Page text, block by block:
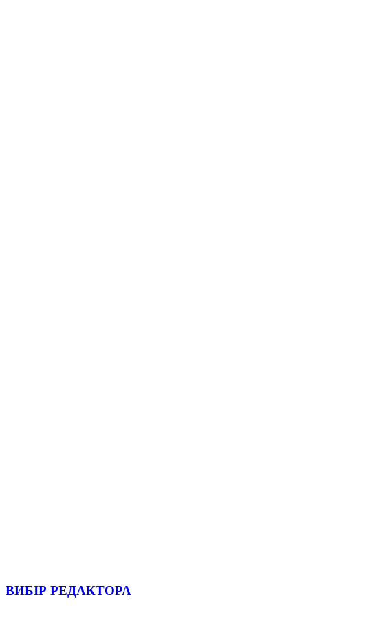
ВИБІР РЕДАКТОРА